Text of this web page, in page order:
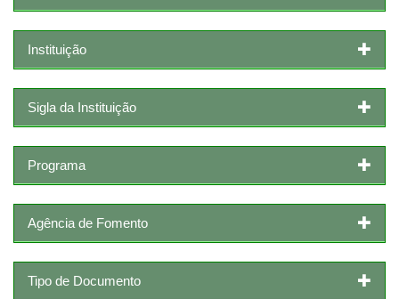
Instituição
Sigla da Instituição
Programa
Agência de Fomento
Tipo de Documento